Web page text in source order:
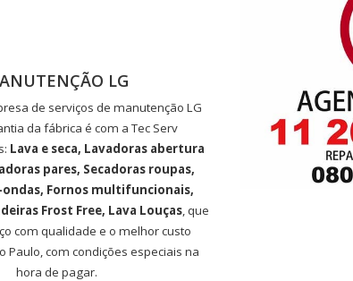
LG
de serviços de manutenção LG
da fábrica é com a Tec Serv
Lava e seca, Lavadoras abertura
pares, Secadoras roupas,
ondas, Fornos multifuncionais,
Frost Free, Lava Louças, que
com qualidade e o melhor custo
Paulo, com condições especiais na
hora de pagar.